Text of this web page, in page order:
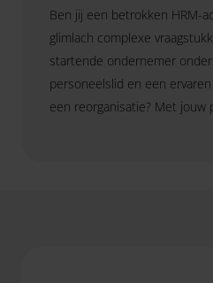
Ben jij een betrokken HRM-
glimlach complexe
startende ondernemer
personeelslid en een
een reorganisatie? Met jouw
versterk je ons bestaande